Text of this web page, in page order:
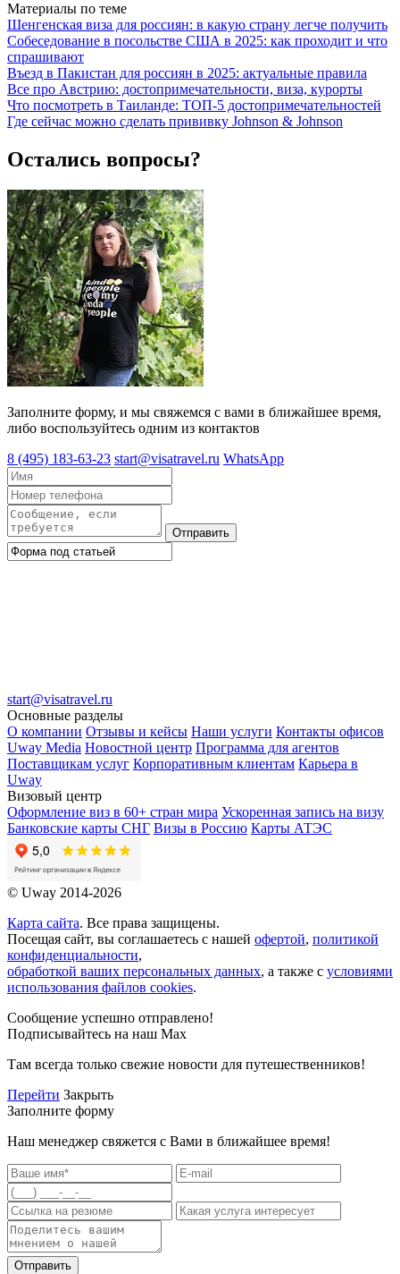
Материалы по теме
Шенгенская виза для россиян: в какую страну легче получить
Собеседование в посольстве США в 2025: как проходит и что
спрашивают
Въезд в Пакистан для россиян в 2025: актуальные правила
Все про Австрию: достопримечательности, виза, курорты
Что посмотреть в Таиланде: ТОП-5 достопримечательностей
Где сейчас можно сделать прививку Johnson & Johnson
Остались вопросы?
Заполните форму, и мы свяжемся с вами в ближайшее время,
либо воспользуйтесь одним из контактов
8 (495) 183-63-23 start@visatravel.ru WhatsApp
Отправить
start@visatravel.ru
Основные разделы
О компании Отзывы и кейсы Наши услуги Контакты офисов
Uway Media Новостной центр Программа для агентов
Поставщикам услуг Корпоративным клиентам Карьера в
Uway
Визовый центр
Оформление виз в 60+ стран мира Ускоренная запись на визу
Банковские карты СНГ Визы в Россию Карты АТЭС
© Uway 2014-2026
Карта сайта. Все права защищены.
Посещая сайт, вы соглашаетесь с нашей офертой, политикой
конфиденциальности,
обработкой ваших персональных данных, а также с условиями
использования файлов cookies.
Сообщение успешно отправлено!
Подписывайтесь на наш Max
Там всегда только свежие новости для путешественников!
Перейти Закрыть
Заполните форму
Наш менеджер свяжется с Вами в ближайшее время!
Отправить